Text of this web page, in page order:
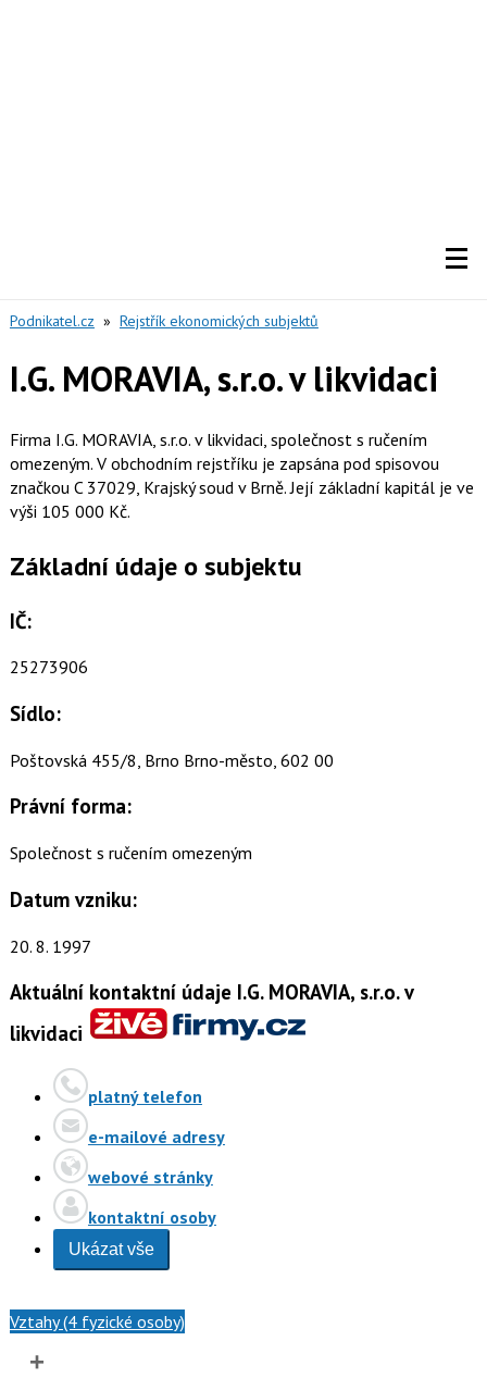
Podnikatel.cz » Rejstřík ekonomických subjektů
I.G. MORAVIA, s.r.o. v likvidaci
Firma I.G. MORAVIA, s.r.o. v likvidaci, společnost s ručením
omezeným. V obchodním rejstříku je zapsána pod spisovou
značkou C 37029, Krajský soud v Brně. Její základní kapitál je ve
výši 105 000 Kč.
Základní údaje o subjektu
IČ:
25273906
Sídlo:
Poštovská 455/8, Brno Brno-město, 602 00
Právní forma:
Společnost s ručením omezeným
Datum vzniku:
20. 8. 1997
Aktuální kontaktní údaje I.G. MORAVIA, s.r.o. v
likvidaci
platný telefon
e-mailové adresy
webové stránky
kontaktní osoby
Ukázat vše
Vztahy (4 fyzické osoby)
+